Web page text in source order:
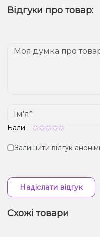
Підтвердіть
надішлемо
варіант.
спеціальні
Відгуки про товар:
Бали
Залишити відгук
Надіслати відгук
Схожі товари